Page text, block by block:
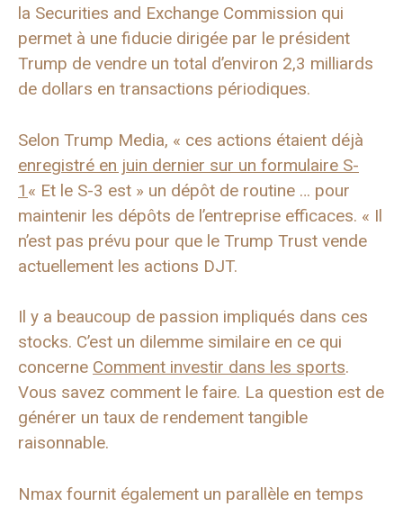
la Securities and Exchange Commission qui
permet à une fiducie dirigée par le président
Trump de vendre un total d’environ 2,3 milliards
de dollars en transactions périodiques.
Selon Trump Media, « ces actions étaient déjà
enregistré en juin dernier sur un formulaire S-
1 « Et le S-3 est » un dépôt de routine … pour
maintenir les dépôts de l’entreprise efficaces. « Il
n’est pas prévu pour que le Trump Trust vende
actuellement les actions DJT.
Il y a beaucoup de passion impliqués dans ces
stocks. C’est un dilemme similaire en ce qui
concerne Comment investir dans les sports.
Vous savez comment le faire. La question est de
générer un taux de rendement tangible
raisonnable.
Nmax fournit également un parallèle en temps